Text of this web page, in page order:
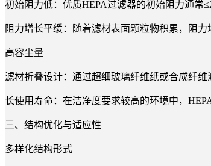
初始阻力低：优质HEPA过滤器的初始阻力通常
阻力增长平缓：随着滤材表面颗粒物积累，阻力
高容尘量
滤材折叠设计：通过超细玻璃纤维纸或合成纤维
长使用寿命：在洁净度要求较高的环境中，
三、结构优化与适应性
多样化结构形式